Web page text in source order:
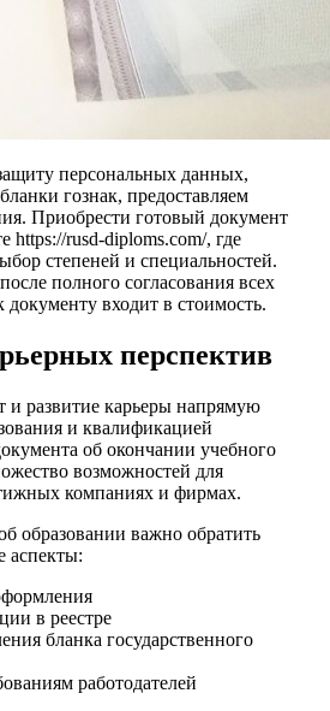
персональных данных,
гознак, предоставляем
Приобрести готовый документ
https://rusd-diploms.com/, где
степеней и специальностей.
полного согласования всех
документу входит в стоимость.
перспектив
и развитие карьеры напрямую
и квалификацией
об окончании учебного
возможностей для
компаниях и фирмах.
образовании важно обратить
аспекты:
в реестре
бланка государственного
работодателей